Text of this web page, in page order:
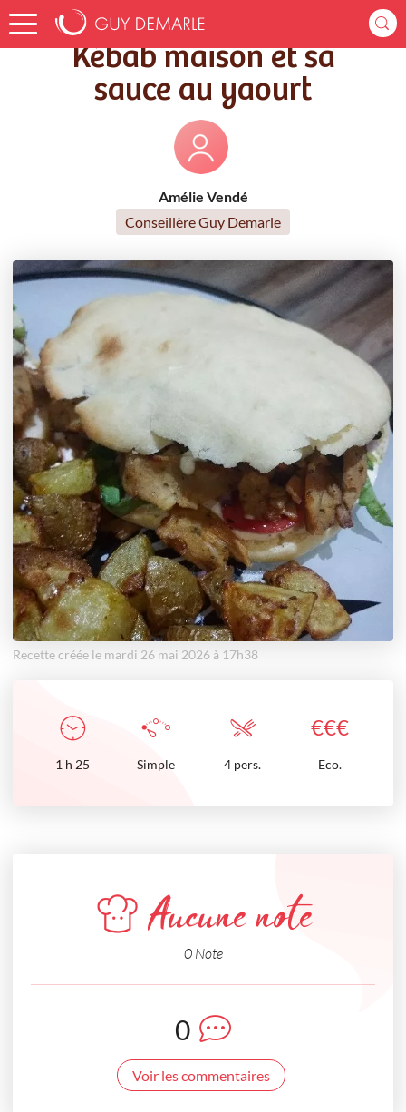
Accueil Recettes Kébab maison et sa sauce au yaourt
Kébab maison et sa
sauce au yaourt
Amélie Vendé
Conseillère Guy Demarle
Recette créée le mardi 26 mai 2026 à 17h38
€€€
1 h 25 Simple 4 pers. Eco.
Aucune note
0 Note
0
Voir les commentaires